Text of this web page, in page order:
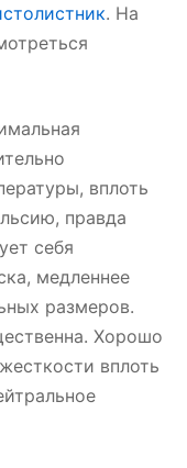
. На
вплоть
правда
себя
медленнее
размеров.
Хорошо
вплоть